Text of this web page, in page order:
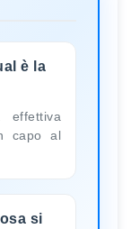
è la
effettiva
capo al
si